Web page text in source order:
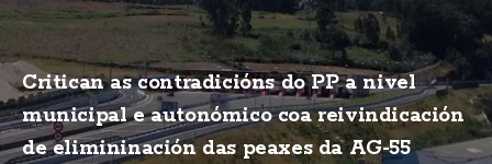
Critican as contradicións do PP a nivel
municipal e autonómico coa reivindicación
de elimininación das peaxes da AG-55